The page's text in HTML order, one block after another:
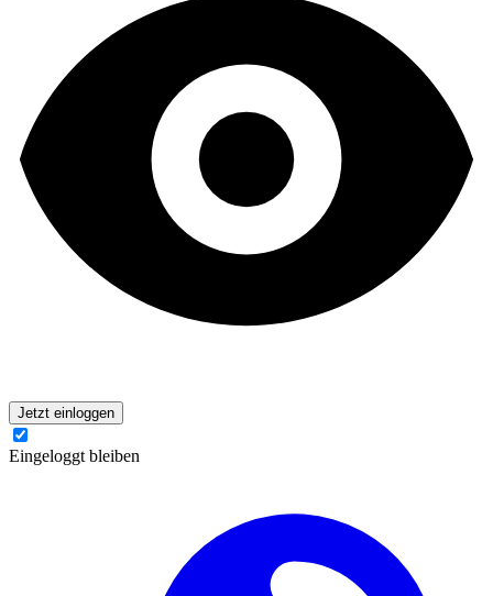
Jetzt einloggen
Eingeloggt bleiben